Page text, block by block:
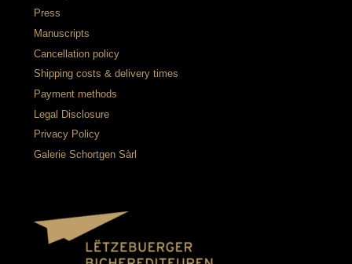
Press
Manuscripts
Cancellation policy
Shipping costs & delivery times
Payment methods
Legal Disclosure
Privacy Policy
Galerie Schortgen Sàrl